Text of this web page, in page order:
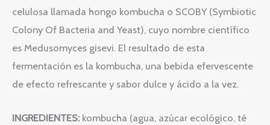
celulosa llamada hongo kombucha o SCOBY (Symbiotic
Colony Of Bacteria and Yeast), cuyo nombre científico
es Medusomyces gisevi. El resultado de esta
fermentación es la kombucha, una bebida efervescente
de efecto refrescante y sabor dulce y ácido a la vez.
INGREDIENTES: kombucha (agua, azúcar ecológico, té